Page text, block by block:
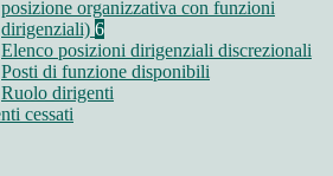
posizione organizzativa con funzioni
dirigenziali) 6
Elenco posizioni dirigenziali discrezionali
Posti di funzione disponibili
Ruolo dirigenti
cessati